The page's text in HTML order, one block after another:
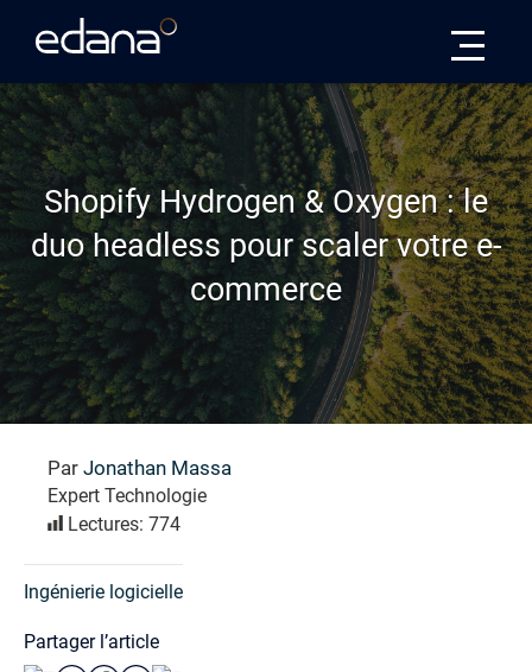
Shopify Hydrogen & Oxygen : le
duo headless pour scaler votre e-
commerce
Par Jonathan Massa
Expert Technologie
Lectures: 774
Ingénierie logicielle
Partager l’article